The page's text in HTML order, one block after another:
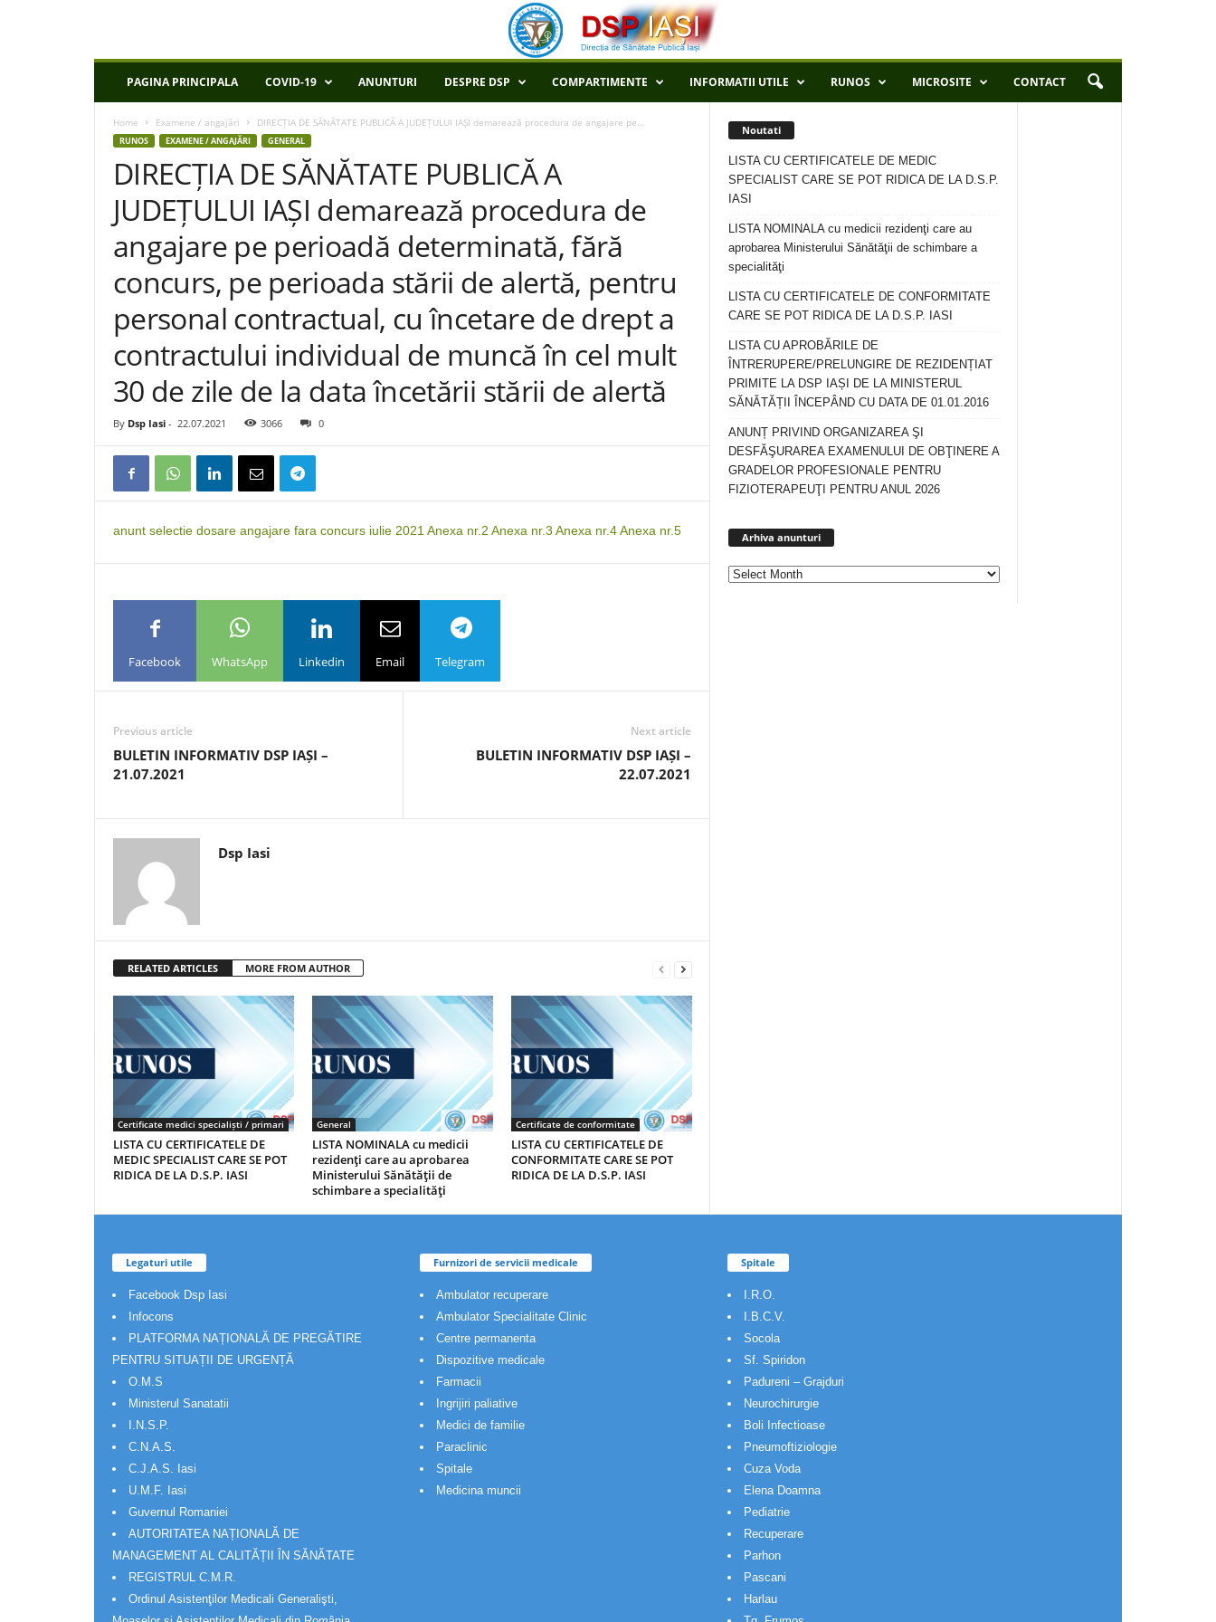
P
PAGINA PRINCIPALA COVID-19 ANUNTURI DESPRE DSP COMPARTIMENTE INFORMATII UTILE RUNOS MICROSITE CONTACT
Home Examene / angajări DIRECȚIA DE SĂNĂTATE PUBLICĂ A JUDEȚULUI IAȘI demarează procedura de angajare pe...
RUNOS EXAMENE / ANGAJĂRI GENERAL
DIRECȚIA DE SĂNĂTATE PUBLICĂ A
JUDEȚULUI IAȘI demarează procedura de
angajare pe perioadă determinată, fără
concurs, pe perioada stării de alertă, pentru
personal contractual, cu încetare de drept a
contractului individual de muncă în cel mult
30 de zile de la data încetării stării de alertă
By Dsp Iasi - 22.07.2021 3066 0
anunt selectie dosare angajare fara concurs iulie 2021 Anexa nr.2 Anexa nr.3 Anexa nr.4Anexa nr.5
Facebook WhatsApp Linkedin Email Telegram
Previous article
BULETIN INFORMATIV DSP IAȘI –
21.07.2021
Next article
BULETIN INFORMATIV DSP IAȘI –
22.07.2021
Dsp Iasi
RELATED ARTICLES MORE FROM AUTHOR
Certificate medici specialiști / primari
LISTA CU CERTIFICATELE DE
MEDIC SPECIALIST CARE SE POT
RIDICA DE LA D.S.P. IASI
General
LISTA NOMINALA cu medicii
rezidenţi care au aprobarea
Ministerului Sănătăţii de
schimbare a specialităţi
Certificate de conformitate
LISTA CU CERTIFICATELE DE
CONFORMITATE CARE SE POT
RIDICA DE LA D.S.P. IASI
Noutati
LISTA CU CERTIFICATELE DE MEDIC
SPECIALIST CARE SE POT RIDICA DE LA D.S.P.
IASI
LISTA NOMINALA cu medicii rezidenţi care au
aprobarea Ministerului Sănătăţii de schimbare a
specialităţi
LISTA CU CERTIFICATELE DE CONFORMITATE
CARE SE POT RIDICA DE LA D.S.P. IASI
LISTA CU APROBĂRILE DE
ÎNTRERUPERE/PRELUNGIRE DE REZIDENȚIAT
PRIMITE LA DSP IAȘI DE LA MINISTERUL
SĂNĂTĂȚII ÎNCEPÂND CU DATA DE 01.01.2016
ANUNȚ PRIVIND ORGANIZAREA ŞI
DESFĂŞURAREA EXAMENULUI DE OBŢINERE A
GRADELOR PROFESIONALE PENTRU
FIZIOTERAPEUŢI PENTRU ANUL 2026
Arhiva anunturi
Legaturi utile
Facebook Dsp Iasi
Infocons
PLATFORMA NAȚIONALĂ DE PREGĂTIRE
PENTRU SITUAȚII DE URGENȚĂ
O.M.S
Ministerul Sanatatii
I.N.S.P.
C.N.A.S.
C.J.A.S. Iasi
U.M.F. Iasi
Guvernul Romaniei
AUTORITATEA NAȚIONALĂ DE
MANAGEMENT AL CALITĂȚII ÎN SĂNĂTATE
REGISTRUL C.M.R.
Ordinul Asistenţilor Medicali Generalişti,
Furnizori de servicii medicale
Ambulator recuperare
Ambulator Specialitate Clinic
Centre permanenta
Dispozitive medicale
Farmacii
Ingrijiri paliative
Medici de familie
Paraclinic
Spitale
Medicina muncii
Spitale
I.R.O.
I.B.C.V.
Socola
Sf. Spiridon
Padureni – Grajduri
Neurochirurgie
Boli Infectioase
Pneumoftiziologie
Cuza Voda
Elena Doamna
Pediatrie
Recuperare
Parhon
Pascani
Harlau